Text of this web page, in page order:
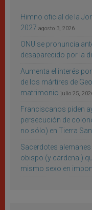
Himno oficial de la
2027 agosto 3, 2026
ONU se pronuncia
desaparecido por la
Aumenta el interés
de los mártires de
matrimonio julio 25,
Franciscanos piden
persecución de
no sólo) en Tierra
Sacerdotes
obispo (y cardenal)
mismo sexo en